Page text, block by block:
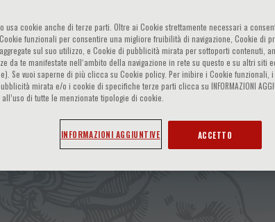
- Early, brain
usa cookie anche di terze parti. Oltre ai Cookie strettamente necessari a
funzionali per consentire una migliore fruibilità di navigazione, Cookie di
sul suo utilizzo, e Cookie di pubblicità mirata per sottoporti contenuti,
da te manifestate nell‘ambito della navigazione in rete su questo e su altri siti
Se vuoi saperne di più clicca su Cookie policy. Per inibire i Cookie funzionali,
mirata e/o i cookie di specifiche terze parti clicca su INFORMAZIONI
di tutte le menzionate tipologie di cookie.
INFORMAZIONI AGGIUNTIVE ACCETTO